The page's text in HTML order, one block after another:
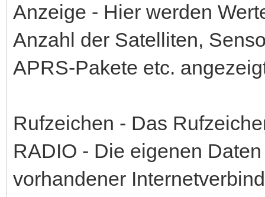
Anzeige - Hier werden
Anzahl der Satelliten,
APRS-Pakete etc.
Rufzeichen - Das
RADIO - Die eigenen
vorhandener